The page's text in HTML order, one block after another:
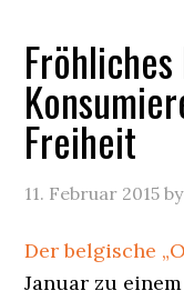
Freiheit
11. Februar 2015 by
Der belgische
Januar zu